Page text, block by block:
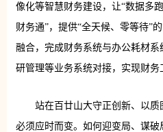
像化等智慧财务建设，让“数据多
财务通”，提供“全天候、零等待”
融合，完成财务系统与办公耗材
研管理等业务系统对接，实现财
站在百廿山大守正创新、以
必须应时而变。如何迎变局、谋破